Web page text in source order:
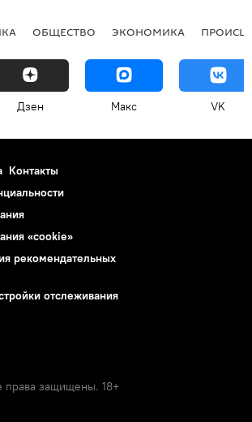
ОБЩЕСТВО ЭКОНОМИКА
Дзен Макс VK
Контакты
«cookie»
рекомендательных
отслеживания
защищены. 18+